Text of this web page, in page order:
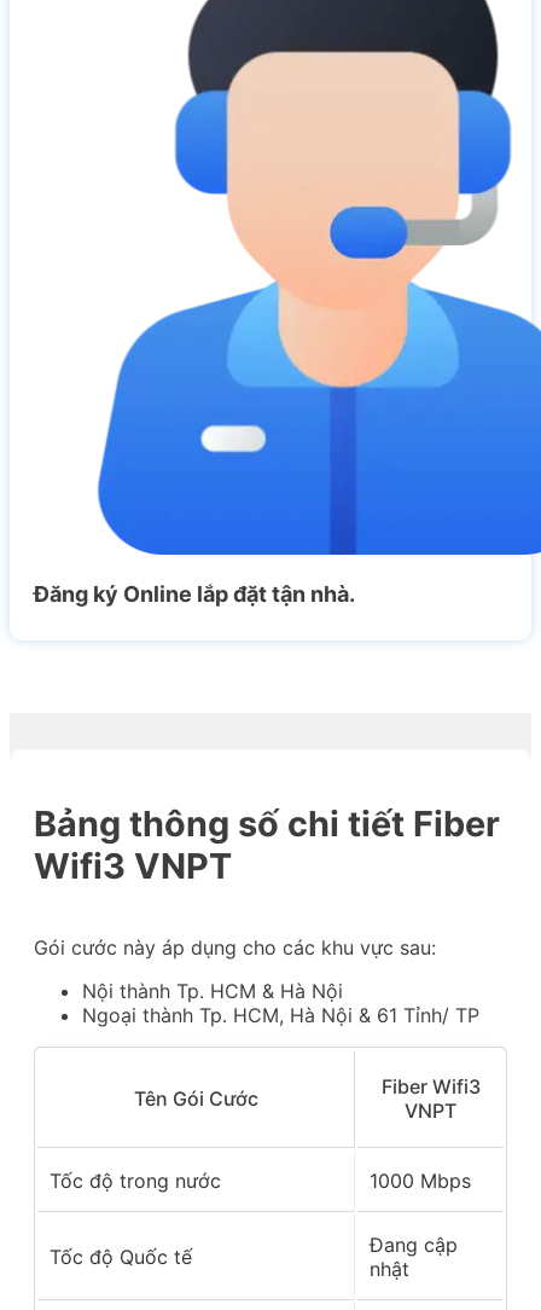
Đăng ký Online lắp đặt tận nhà.
Bảng thông số chi tiết Fiber
Wifi3 VNPT
Gói cước này áp dụng cho các khu vực sau:
Nội thành Tp. HCM & Hà Nội
Ngoại thành Tp. HCM, Hà Nội & 61 Tỉnh/ TP
Tên Gói Cước
Fiber Wifi3
VNPT
Tốc độ trong nước 1000 Mbps
Tốc độ Quốc tế
Đang cập
nhật